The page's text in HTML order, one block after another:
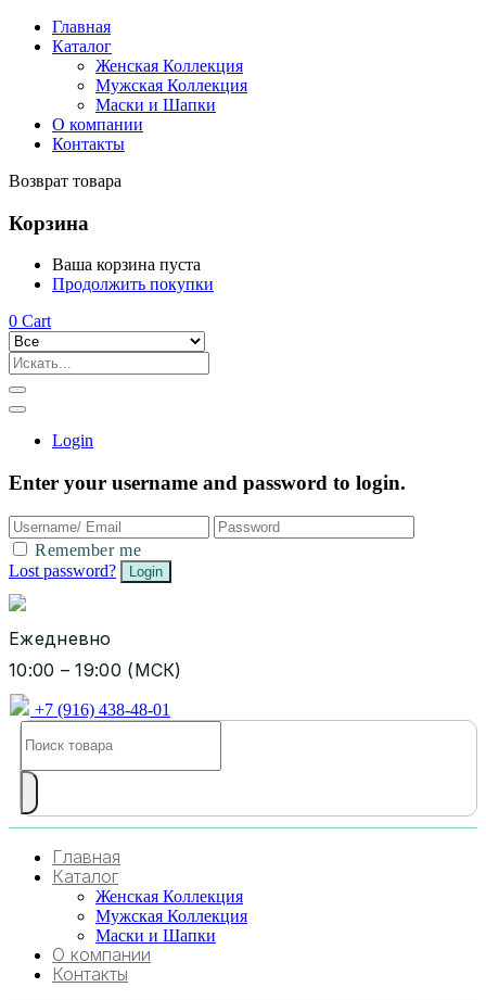
Главная
Каталог
Женская Коллекция
Мужская Коллекция
Маски и Шапки
О компании
Контакты
Возврат товара
Корзина
Ваша корзина пуста
Продолжить покупки
0 Cart
Login
Enter your username and password to login.
Remember me
Lost password?
Ежедневно
10:00 – 19:00 (МСК)
+7 (916) 438-48-01
Главная
Каталог
Женская Коллекция
Мужская Коллекция
Маски и Шапки
О компании
Контакты